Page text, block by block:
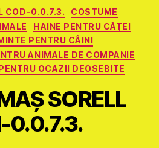
Categorii
COD-0.0.7.3.
COSTUME
HAINE PENTRU CĂŢEI
PENTRU CÂINI
ANIMALE DE COMPANIE
OCAZII DEOSEBITE
SORELL
0.0.7.3.